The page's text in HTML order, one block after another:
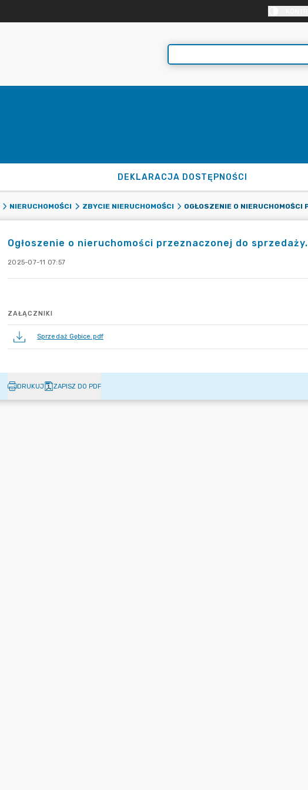
DEKLARACJA DOSTĘPNOŚCI
NIERUCHOMOŚCI ZBYCIE NIERUCHOMOŚCI
Ogłoszenie o nieruchomości przeznaczonej do sprzedaży.
2025-07-11 07:57
ZAŁĄCZNIKI
Sprzedaż Gębice.pdf
DRUKUJ ZAPISZ DO PDF